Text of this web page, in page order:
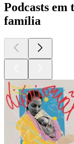
Podcasts em
família